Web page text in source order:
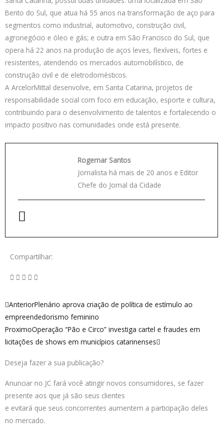
Bento do Sul, que atua há 55 anos na transformação de aço para
segmentos como industrial, automotivo, construção civil,
agronegócio e óleo e gás; e outra em São Francisco do Sul, que
opera há 22 anos na produção de aços leves, flexíveis, fortes e
resistentes, atendendo os mercados automobilístico, de
construção civil e de eletrodomésticos.
A ArcelorMittal desenvolve, em Santa Catarina, projetos de
responsabilidade social com foco em educação, esporte e cultura,
contribuindo para o desenvolvimento de talentos e fortalecendo o
impacto positivo nas comunidades onde está presente.
Rogemar Santos
Jornalista há mais de 20 anos e Editor
Chefe do Jornal da Cidade
Compartilhar:
Anterior
AnteriorPlenário aprova criação de política de estímulo ao
empreendedorismo feminino
ProximoOperação “Pão e Circo” investiga cartel e fraudes em
licitações de shows em municípios catarinenses
Próximo
Deseja fazer a sua publicação?
Anunciar no JC fará você atingir novos consumidores, se fazer
presente aos que já são seus clientes
e evitará que seus concorrentes aumentem a participação deles
no mercado.